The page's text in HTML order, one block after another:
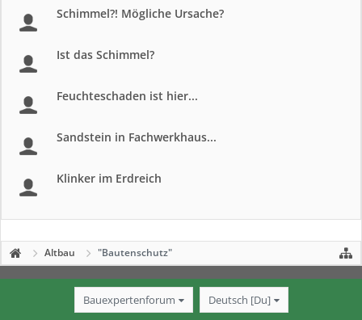
Schimmel?! Mögliche Ursache?
Ist das Schimmel?
Feuchteschaden ist hier...
Sandstein in Fachwerkhaus...
Klinker im Erdreich
Altbau "Bautenschutz"
Bauexpertenforum Deutsch [Du]